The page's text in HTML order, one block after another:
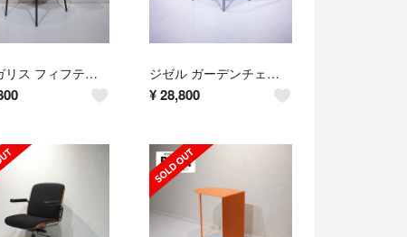
カリガリス フィフティーズ ダイニングチェア アームレス チェア 椅子 ジゼル ガーデンチェア アウトドアチェア ラタンチェア アームチェア
¥28,800